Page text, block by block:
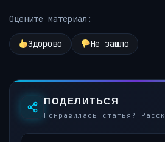
Оцените материал:
Здорово Не зашло
ПОДЕЛИТЬСЯ
Понравилась статья?